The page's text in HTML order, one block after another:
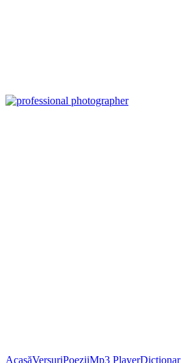
AcasăVersuriPoeziiMp3 PlayerDicţionar